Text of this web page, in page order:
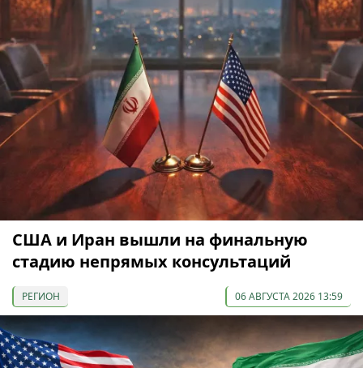
США и Иран вышли на финальную
стадию непрямых консультаций
РЕГИОН 06 АВГУСТА 2026 13:59